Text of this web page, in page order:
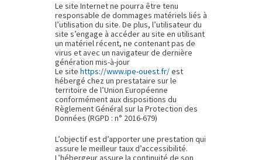
Le site Internet ne pourra être tenu
responsable de dommages matériels liés à
l’utilisation du site. De plus, l’utilisateur du
site s’engage à accéder au site en utilisant
un matériel récent, ne contenant pas de
virus et avec un navigateur de dernière
génération mis-à-jour
Le site https://www.ipe-ouest.fr/est
hébergé chez un prestataire sur le
territoire de l’Union Européenne
conformément aux dispositions du
Règlement Général sur la Protection des
Données (RGPD : n° 2016-679)
L’objectif est d’apporter une prestation qui
assure le meilleur taux d’accessibilité.
L’hébergeur assure la continuité de son